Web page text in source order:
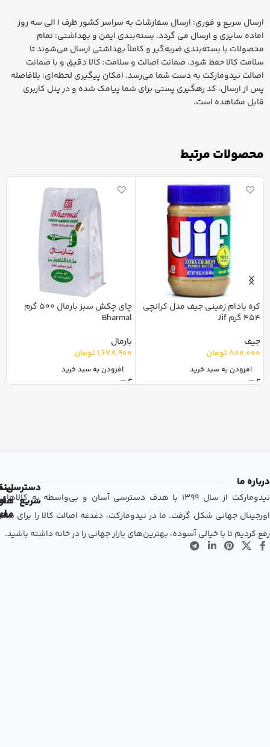
ارسال سریع و فوری: ارسال سفارشات به سراسر کشور ظرف 1 الی سه روز
اماده سایزی و ارسال می گردد. بسته‌بندی ایمن و بهداشتی: تمام
محصولات با بسته‌بندی ضربه‌گیر و کاملاً بهداشتی ارسال می‌شوند تا
سلامت کالا حفظ شود. ضمانت اصالت و سلامت: کالا دقیق و با ضمانت
اصالت نیدومارکت به دست شما می‌رسد. امکان پیگیری لحظه‌ای: بلافاصله
پس از ارسال، کد رهگیری پستی برای شما پیامک شده و در پنل کاربری
قابل مشاهده است.
محصولات مرتبط
کره بادام زمینی جیف مدل کرانچی
454 گرم Jif
جیف
800,000تومان
افزودن به سبد خرید
چای چکش سبز بارمال 500 گرم
Bharmal
بارمال
1,678,900تومان
افزودن به سبد خرید
درباره ما
نیدومارکت از سال 1399 با هدف دسترسی آسان و بی‌واسطه به کالاهای
اورجینال جهانی شکل گرفت. ما در نیدومارکت، دغدغه اصالت کالا را برای شما
رفع کردیم تا با خیالی آسوده، بهترین‌های بازار جهانی را در خانه داشته باشید.
دسترسی
سریع